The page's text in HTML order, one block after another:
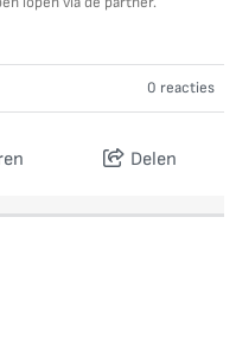
0 reacties
Delen